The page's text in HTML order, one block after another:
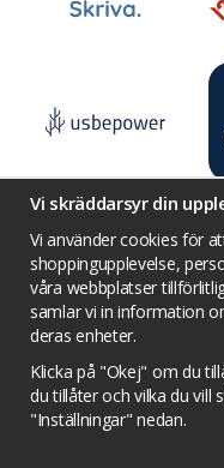
Villkor
Twitter
YouTube
Prisjakt
Vi skräddarsyr din
Vi använder cookies för
shoppingupplevelse,
våra webbplatser
samlar vi in information
deras enheter.
Klicka på "Okej" om du
du tillåter och vilka du vill
"Inställningar" nedan.